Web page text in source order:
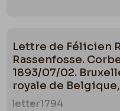
Lettre de Félicien
Rassenfosse.
1893/07/02.
royale de
letter1794